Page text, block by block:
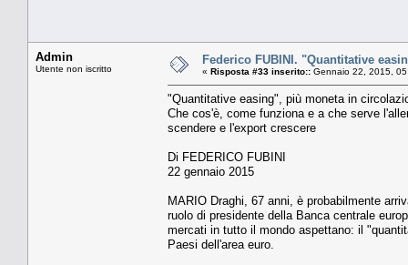
Admin
Utente non iscritto
Federico FUBINI. "Quantitative
« Risposta #33 inserito:: Gennaio 22, 2015,
"Quantitative easing", più moneta in
Che cos'è, come funziona e a che serve
scendere e l'export crescere
Di FEDERICO FUBINI
22 gennaio 2015
MARIO Draghi, 67 anni, è probabilmente
ruolo di presidente della Banca centrale
mercati in tutto il mondo aspettano: il
Paesi dell'area euro.